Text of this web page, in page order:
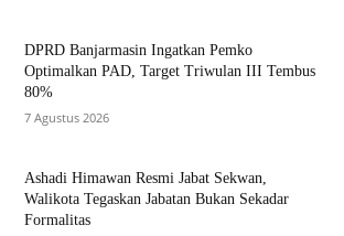
DPRD Banjarmasin Ingatkan Pemko
Optimalkan PAD, Target Triwulan III Tembus
80%
7 Agustus 2026
Ashadi Himawan Resmi Jabat Sekwan,
Walikota Tegaskan Jabatan Bukan Sekadar
Formalitas